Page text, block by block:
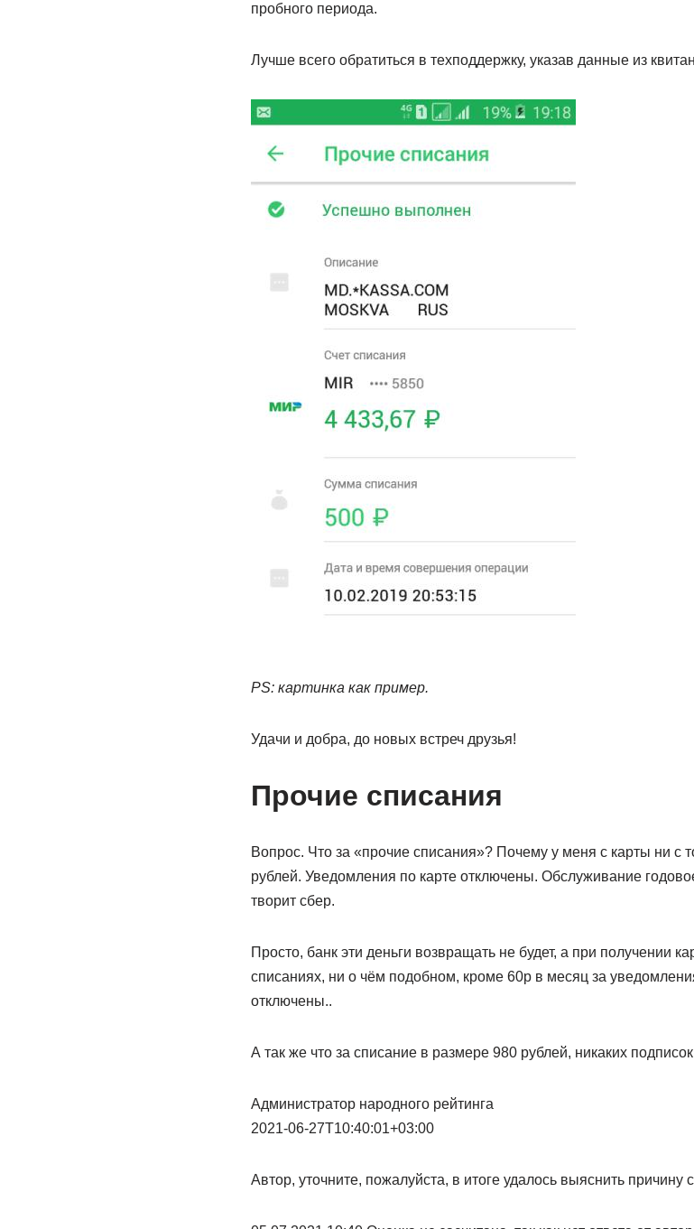
пробного периода.
Лучше всего обратиться в техподдержку, указав данные из
PS: картинка как пример.
Удачи и добра, до новых встреч друзья!
Прочие списания
Вопрос. Что за «прочие списания»? Почему у меня с карты ни с
рублей. Уведомления по карте отключены. Обслуживание
творит сбер.
Просто, банк эти деньги возвращать не будет, а при получении
списаниях, ни о чём подобном, кроме 60р в месяц за
отключены..
А так же что за списание в размере 980 рублей, никаких
Администратор народного рейтинга
2021-06-27T10:40:01+03:00
Автор, уточните, пожалуйста, в итоге удалось выяснить причину